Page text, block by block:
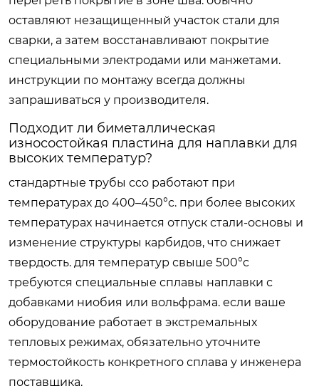
оставляют незащищенный участок стали для
сварки, а затем восстанавливают покрытие
специальными электродами или манжетами.
инструкции по монтажу всегда должны
запрашиваться у производителя.
Подходит ли биметаллическая
износостойкая пластина для наплавки для
высоких температур?
стандартные трубы cco работают при
температурах до 400–450°c. при более высоких
температурах начинается отпуск стали-основы и
изменение структуры карбидов, что снижает
твердость. для температур свыше 500°c
требуются специальные сплавы наплавки с
добавками ниобия или вольфрама. если ваше
оборудование работает в экстремальных
тепловых режимах, обязательно уточните
термостойкость конкретного сплава у инженера
поставщика.